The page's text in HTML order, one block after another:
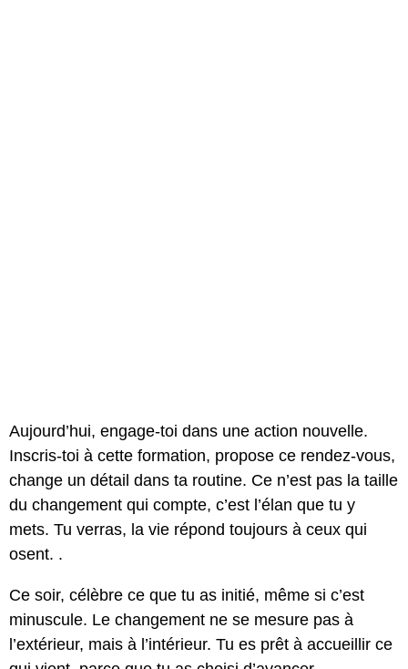
Aujourd’hui, engage-toi dans une action nouvelle.
Inscris-toi à cette formation, propose ce rendez-vous,
change un détail dans ta routine. Ce n’est pas la taille
du changement qui compte, c’est l’élan que tu y
mets. Tu verras, la vie répond toujours à ceux qui
osent. .
Ce soir, célèbre ce que tu as initié, même si c’est
minuscule. Le changement ne se mesure pas à
l’extérieur, mais à l’intérieur. Tu es prêt à accueillir ce